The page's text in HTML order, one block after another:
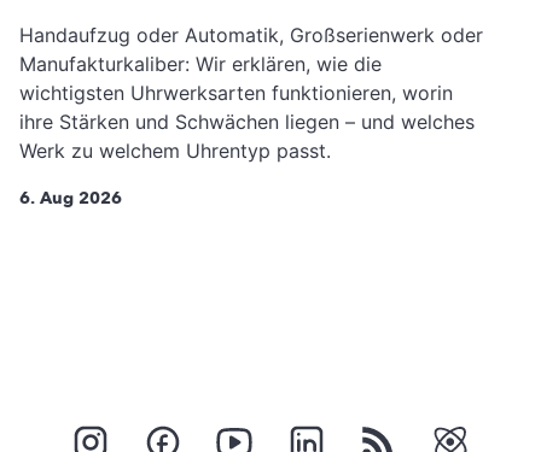
Handaufzug oder Automatik, Großserienwerk oder
Manufakturkaliber: Wir erklären, wie die
wichtigsten Uhrwerksarten funktionieren, worin
ihre Stärken und Schwächen liegen – und welches
Werk zu welchem Uhrentyp passt.
6. Aug 2026